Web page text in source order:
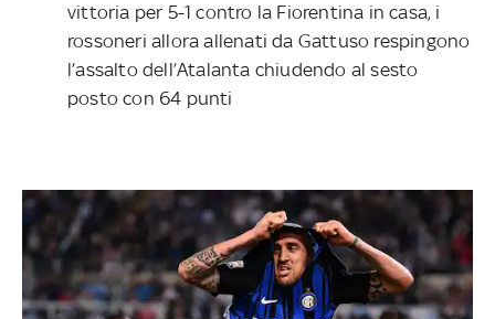
vittoria per 5-1 contro la Fiorentina in casa, i
rossoneri allora allenati da Gattuso respingono
l’assalto dell’Atalanta chiudendo al sesto
posto con 64 punti